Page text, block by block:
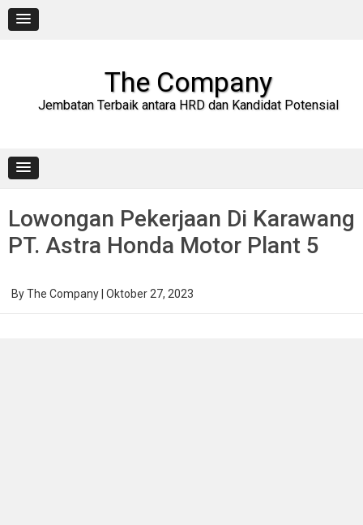
content
The Company
Jembatan Terbaik antara HRD dan Kandidat Potensial
Lowongan Pekerjaan Di Karawang
PT. Astra Honda Motor Plant 5
ByThe Company Oktober 27, 2023